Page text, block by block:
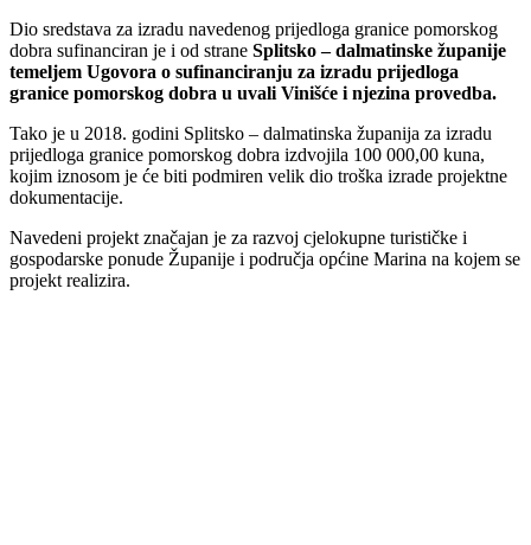
Dio sredstava za izradu navedenog prijedloga granice pomorskog
dobra sufinanciran je i od strane Splitsko – dalmatinske županije
temeljem Ugovora o sufinanciranju za izradu prijedloga
granice pomorskog dobra u uvali Vinišće i njezina provedba.
Tako je u 2018. godini Splitsko – dalmatinska županija za izradu
prijedloga granice pomorskog dobra izdvojila 100 000,00 kuna,
kojim iznosom je će biti podmiren velik dio troška izrade projektne
dokumentacije.
Navedeni projekt značajan je za razvoj cjelokupne turističke i
gospodarske ponude Županije i područja općine Marina na kojem se
projekt realizira.